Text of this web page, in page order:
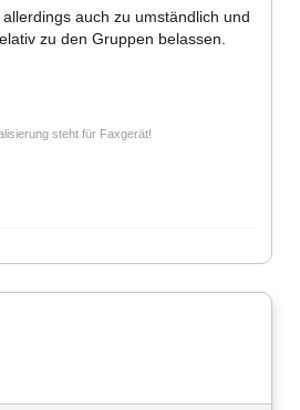
auch zu umständlich und
zu den Gruppen belassen.
steht für Faxgerät!